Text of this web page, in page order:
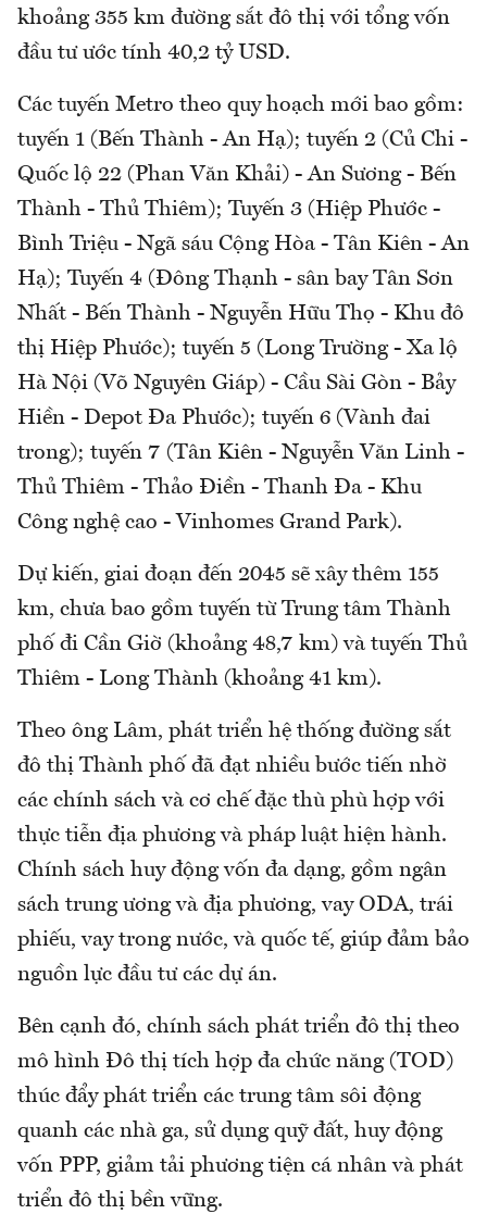
khoảng 355 km đường sắt đô thị với tổng vốn
đầu tư ước tính 40,2 tỷ USD.
Các tuyến Metro theo quy hoạch mới bao gồm:
tuyến 1 (Bến Thành - An Hạ); tuyến 2 (Củ Chi -
Quốc lộ 22 (Phan Văn Khải) - An Sương - Bến
Thành - Thủ Thiêm); Tuyến 3 (Hiệp Phước -
Bình Triệu - Ngã sáu Cộng Hòa - Tân Kiên - An
Hạ); Tuyến 4 (Đông Thạnh - sân bay Tân Sơn
Nhất - Bến Thành - Nguyễn Hữu Thọ - Khu đô
thị Hiệp Phước); tuyến 5 (Long Trường - Xa lộ
Hà Nội (Võ Nguyên Giáp) - Cầu Sài Gòn - Bảy
Hiền - Depot Đa Phước); tuyến 6 (Vành đai
trong); tuyến 7 (Tân Kiên - Nguyễn Văn Linh -
Thủ Thiêm - Thảo Điền - Thanh Đa - Khu
Công nghệ cao - Vinhomes Grand Park).
Dự kiến, giai đoạn đến 2045 sẽ xây thêm 155
km, chưa bao gồm tuyến từ Trung tâm Thành
phố đi Cần Giờ (khoảng 48,7 km) và tuyến Thủ
Thiêm - Long Thành (khoảng 41 km).
Theo ông Lâm, phát triển hệ thống đường sắt
đô thị Thành phố đã đạt nhiều bước tiến nhờ
các chính sách và cơ chế đặc thù phù hợp với
thực tiễn địa phương và pháp luật hiện hành.
Chính sách huy động vốn đa dạng, gồm ngân
sách trung ương và địa phương, vay ODA, trái
phiếu, vay trong nước, và quốc tế, giúp đảm bảo
nguồn lực đầu tư các dự án.
Bên cạnh đó, chính sách phát triển đô thị theo
mô hình Đô thị tích hợp đa chức năng (TOD)
thúc đẩy phát triển các trung tâm sôi động
quanh các nhà ga, sử dụng quỹ đất, huy động
vốn PPP, giảm tải phương tiện cá nhân và phát
triển đô thị bền vững.